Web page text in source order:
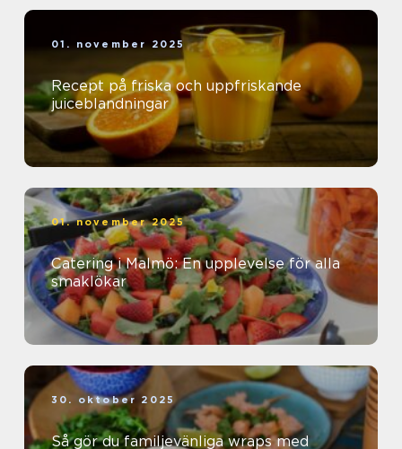
01. november 2025
Recept på friska och uppfriskande
juiceblandningar
01. november 2025
Catering i Malmö: En upplevelse för alla
smaklökar
30. oktober 2025
Så gör du familjevänliga wraps med